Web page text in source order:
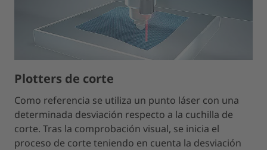
Plotters de corte
Como referencia se utiliza un punto láser con una
determinada desviación respecto a la cuchilla de
corte. Tras la comprobación visual, se inicia el
proceso de corte teniendo en cuenta la desviación